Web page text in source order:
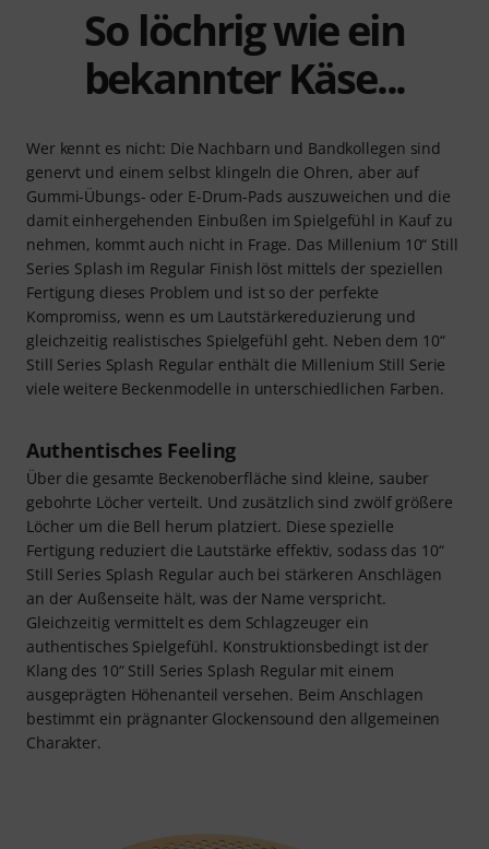
So löchrig wie ein
bekannter Käse...
Wer kennt es nicht: Die Nachbarn und Bandkollegen sind
genervt und einem selbst klingeln die Ohren, aber auf
Gummi-Übungs- oder E-Drum-Pads auszuweichen und die
damit einhergehenden Einbußen im Spielgefühl in Kauf zu
nehmen, kommt auch nicht in Frage. Das Millenium 10“ Still
Series Splash im Regular Finish löst mittels der speziellen
Fertigung dieses Problem und ist so der perfekte
Kompromiss, wenn es um Lautstärkereduzierung und
gleichzeitig realistisches Spielgefühl geht. Neben dem 10“
Still Series Splash Regular enthält die Millenium Still Serie
viele weitere Beckenmodelle in unterschiedlichen Farben.
Authentisches Feeling
Über die gesamte Beckenoberfläche sind kleine, sauber
gebohrte Löcher verteilt. Und zusätzlich sind zwölf größere
Löcher um die Bell herum platziert. Diese spezielle
Fertigung reduziert die Lautstärke effektiv, sodass das 10“
Still Series Splash Regular auch bei stärkeren Anschlägen
an der Außenseite hält, was der Name verspricht.
Gleichzeitig vermittelt es dem Schlagzeuger ein
authentisches Spielgefühl. Konstruktionsbedingt ist der
Klang des 10“ Still Series Splash Regular mit einem
ausgeprägten Höhenanteil versehen. Beim Anschlagen
bestimmt ein prägnanter Glockensound den allgemeinen
Charakter.